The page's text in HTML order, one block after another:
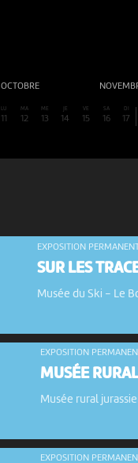
OCTOBRE
LU
11
MA
12
ME
13
JE
14
VE
15
SA
16
DI
17
EXPOSITION
SUR LES
Musée du Ski - Le
EXPOSITION
MUSÉE
Musée rural
EXPOSITION